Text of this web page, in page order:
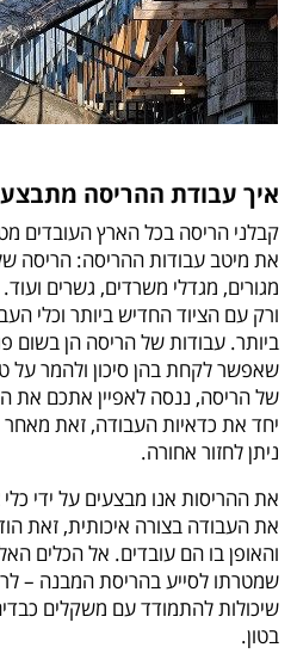
איך עבודת ההריסה
קבלני הריסה בכל הארץ העובדים
את מיטב עבודות ההריסה: הריסה של
מגורים, מגדלי משרדים, גשרים
ורק עם הציוד החדיש ביותר וכלי
ביותר. עבודות של הריסה הן בשום
שאפשר לקחת בהן סיכון ולהמר על
של הריסה, ננסה לאפיין אתכם את
יחד את כדאיות העבודה, זאת
ניתן לחזור אחורה.
את ההריסות אנו מבצעים על ידי
את העבודה בצורה איכותית, זאת
והאופן בו הם עובדים. אל הכלים
שמטרתו לסייע בהריסת המבנה –
שיכולות להתמודד עם משקלים
בטון.